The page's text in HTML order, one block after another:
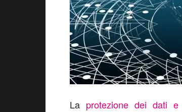
La protezione dei dati e